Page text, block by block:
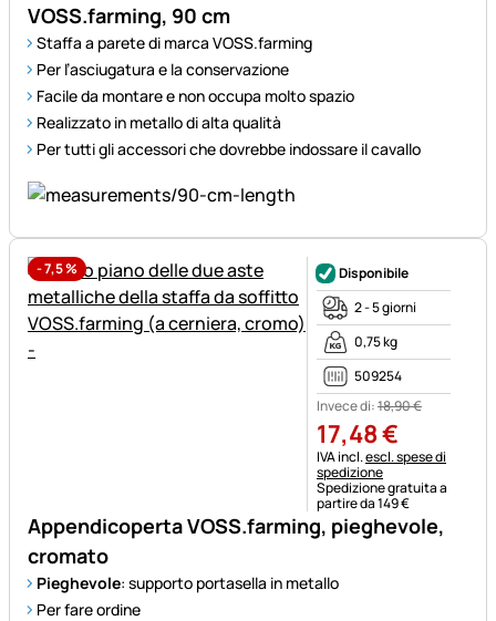
VOSS.farming, 90 cm
Staffa a parete di marca VOSS.farming
Per l’asciugatura e la conservazione
Facile da montare e non occupa molto spazio
Realizzato in metallo di alta qualità
Per tutti gli accessori che dovrebbe indossare il cavallo
-7,5%
Appendicoperta VOSS.farming, pieghevole,
cromato
Pieghevole: supporto portasella in metallo
Per fare ordine
Disponibile
2 - 5 giorni
0,75 kg
509254
Invece di:18,90€
17,48€
Informazioni fiscali:
IVA incl.escl. spese di
spedizione
Spedizione gratuita a
partire da 149 €